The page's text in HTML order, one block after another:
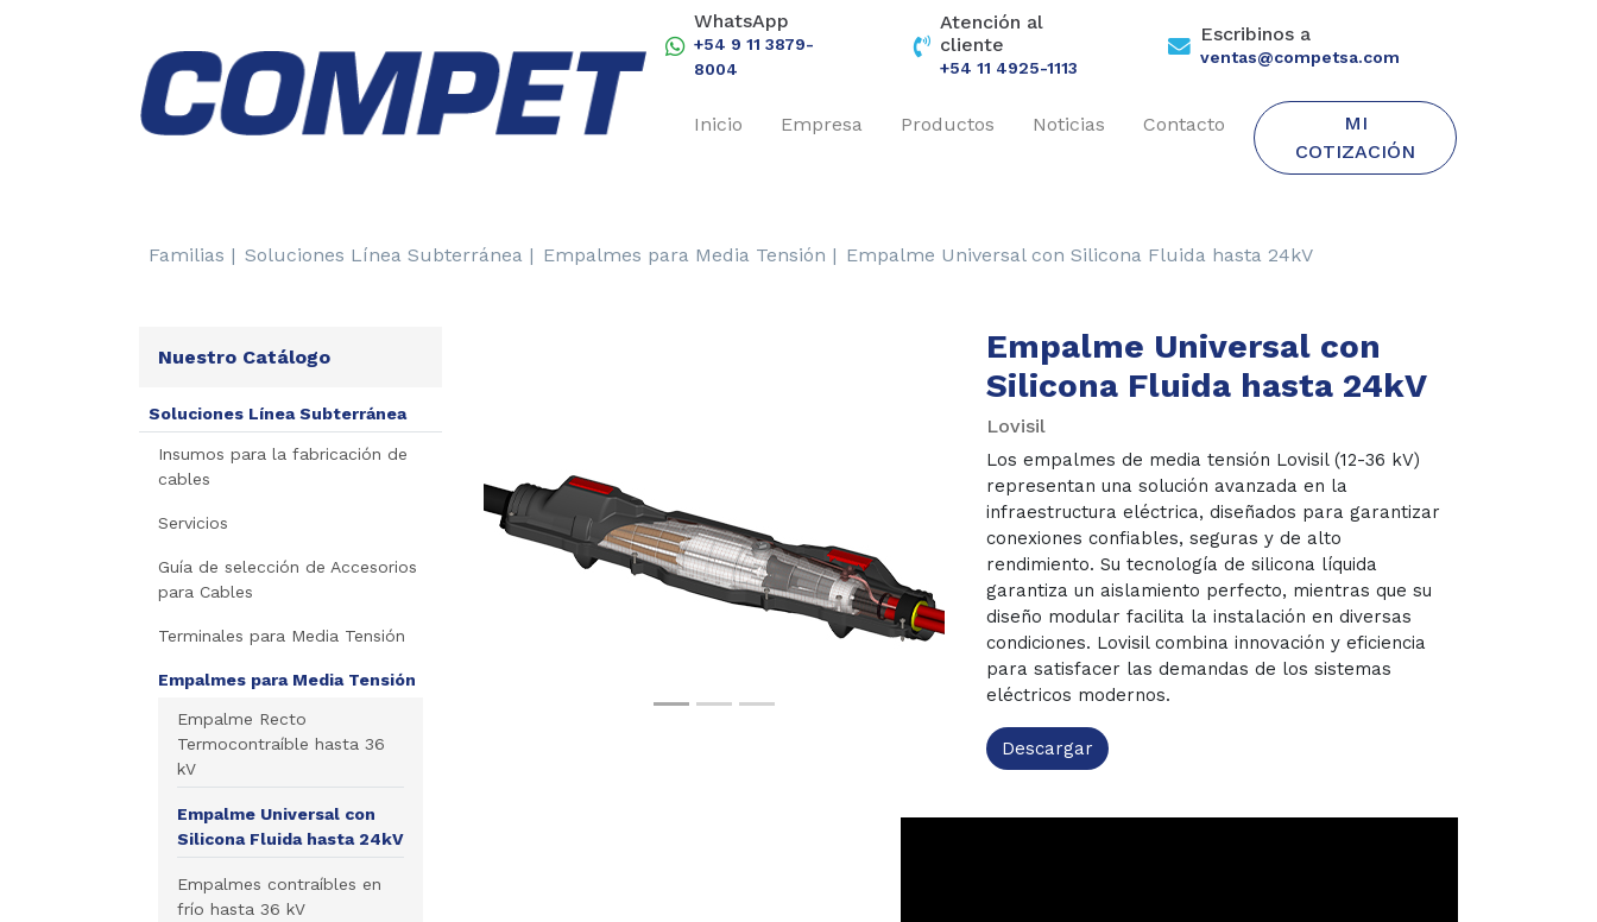
WhatsApp
+54 9 11 3879-
8004
Atención al
cliente
+54 11 4925-1113
Escribinos a
ventas@competsa.com
Inicio Empresa Productos Noticias Contacto
MI
COTIZACIÓN
Familias | Soluciones Línea Subterránea | Empalmes para Media Tensión | Empalme Universal con Silicona Fluida hasta 24kV
Nuestro Catálogo
Soluciones Línea Subterránea
Insumos para la fabricación de
cables
Servicios
Guía de selección de Accesorios
para Cables
Terminales para Media Tensión
Empalmes para Media Tensión
Empalme Recto
Termocontraíble hasta 36
kV
Empalme Universal con
Silicona Fluida hasta 24kV
Empalmes contraíbles en
frío hasta 36 kV
Previous
Empalme Universal con
Silicona Fluida hasta 24kV
Lovisil
Los empalmes de media tensión Lovisil (12-36 kV)
representan una solución avanzada en la
infraestructura eléctrica, diseñados para garantizar
conexiones confiables, seguras y de alto
rendimiento. Su tecnología de silicona líquida
garantiza un aislamiento perfecto, mientras que su
diseño modular facilita la instalación en diversas
condiciones. Lovisil combina innovación y eficiencia
para satisfacer las demandas de los sistemas
eléctricos modernos.
Descargar